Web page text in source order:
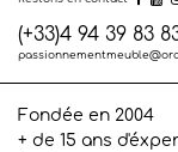
(+33)4 94 39 83
Fondée en 2004
+ de 15 ans